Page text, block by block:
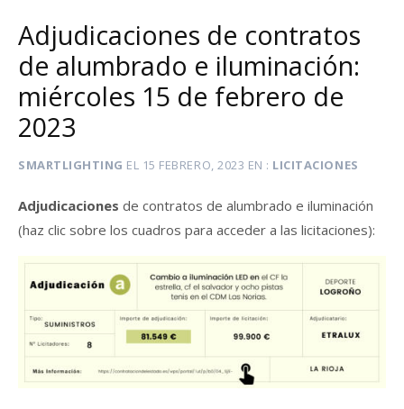
Adjudicaciones de contratos
de alumbrado e iluminación:
miércoles 15 de febrero de
2023
SMARTLIGHTING EL 15 FEBRERO, 2023 EN LICITACIONES
Adjudicaciones de contratos de alumbrado e iluminación
(haz clic sobre los cuadros para acceder a las licitaciones):